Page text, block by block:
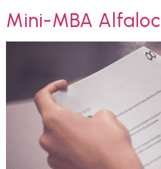
Mini-MBA Alfaloc